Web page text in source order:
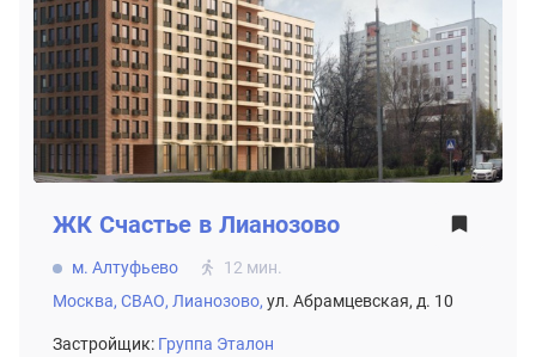
ЖК Счастье в Лианозово
м. Алтуфьево
12 мин.
Москва, СВАО, Лианозово, ул. Абрамцевская, д. 10
Застройщик: Группа Эталон